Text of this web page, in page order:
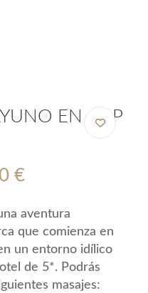
EN CAP
€Rango
precios:
desde
125,00 €
hasta
195,00 €
aventura
que comienza en
un entorno idílico
de 5*. Podrás
masajes: